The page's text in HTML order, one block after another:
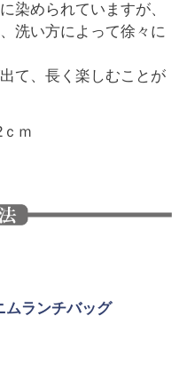
染められていますが、
洗い方によって徐々に
て、長く楽しむことが
ｍ
ムランチバッグ